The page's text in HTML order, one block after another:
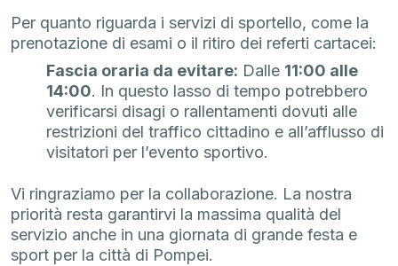
Per quanto riguarda i servizi di sportello, come la
prenotazione di esami o il ritiro dei referti cartacei:
Fascia oraria da evitare: Dalle 11:00 alle
14:00. In questo lasso di tempo potrebbero
verificarsi disagi o rallentamenti dovuti alle
restrizioni del traffico cittadino e all’afflusso di
visitatori per l’evento sportivo.
Vi ringraziamo per la collaborazione. La nostra
priorità resta garantirvi la massima qualità del
servizio anche in una giornata di grande festa e
sport per la città di Pompei.